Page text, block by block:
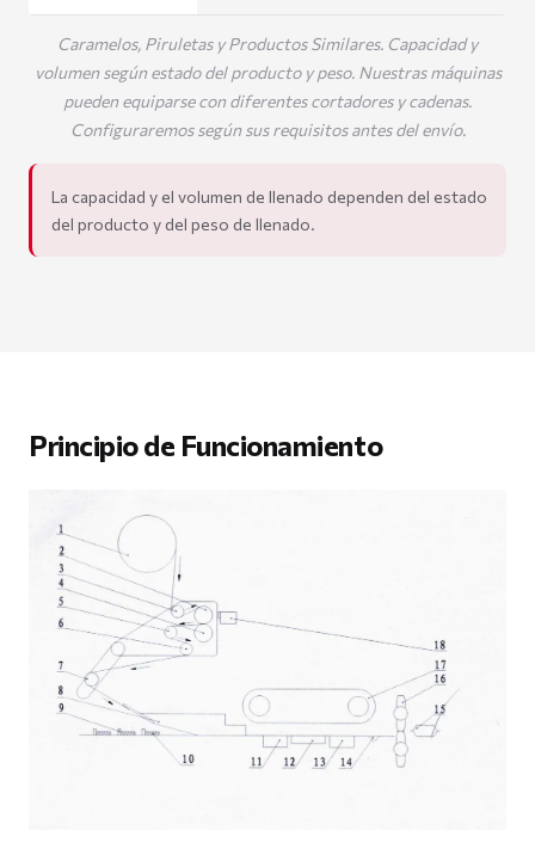
Caramelos, Piruletas y Productos Similares. Capacidad y
volumen según estado del producto y peso. Nuestras máquinas
pueden equiparse con diferentes cortadores y cadenas.
Configuraremos según sus requisitos antes del envío.
La capacidad y el volumen de llenado dependen del estado
del producto y del peso de llenado.
Principio de Funcionamiento